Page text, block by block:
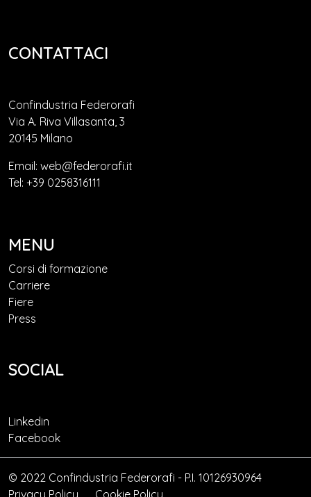
CONTATTACI
Confindustria Federorafi
Via A. Riva Villasanta, 3
20145 Milano
Email: web@federorafi.it
Tel: +39 0258316111
MENU
Corsi di formazione
Carriere
Fiere
Press
SOCIAL
Linkedin
Facebook
© 2022 Confindustria Federorafi - P.I. 10126930964